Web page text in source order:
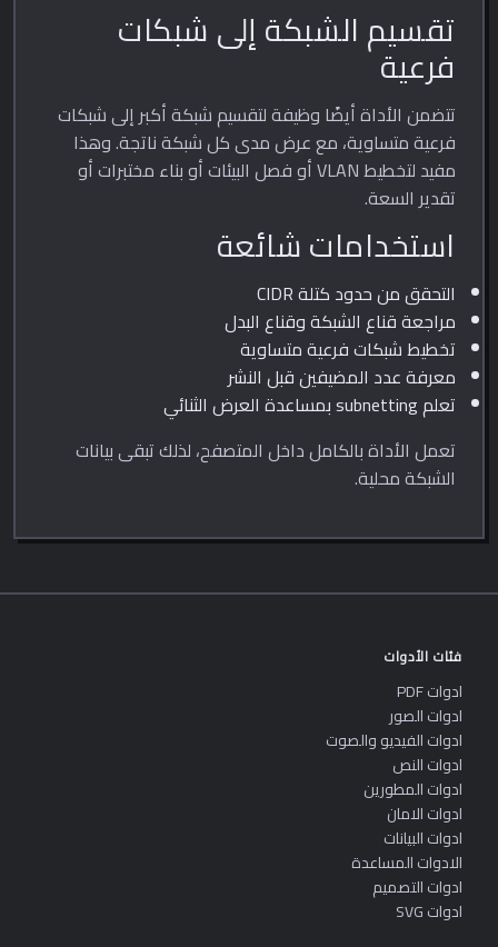
تقسيم الشبكة إلى شبكات
فرعية
تتضمن الأداة أيضًا وظيفة لتقسيم شبكة أكبر إلى شبكات
فرعية متساوية، مع عرض مدى كل شبكة ناتجة. وهذا
مفيد لتخطيط VLAN أو فصل البيئات أو بناء مختبرات أو
تقدير السعة.
استخدامات شائعة
التحقق من حدود كتلة CIDR
مراجعة قناع الشبكة وقناع البدل
تخطيط شبكات فرعية متساوية
معرفة عدد المضيفين قبل النشر
تعلم subnetting بمساعدة العرض الثنائي
تعمل الأداة بالكامل داخل المتصفح، لذلك تبقى بيانات
الشبكة محلية.
فئات الأدوات
ادوات PDF
ادوات الصور
ادوات الفيديو والصوت
ادوات النص
ادوات المطورين
ادوات الامان
ادوات البيانات
الادوات المساعدة
ادوات التصميم
ادوات SVG